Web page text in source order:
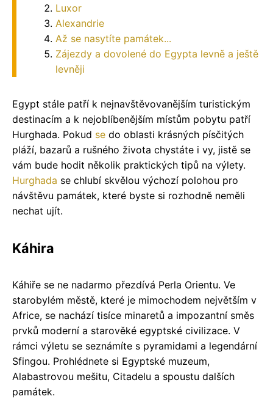
Luxor
Alexandrie
Až se nasytíte památek...
Zájezdy a dovolené do Egypta levně a ještě
levněji
Egypt stále patří k nejnavštěvovanějším turistickým
destinacím a k nejoblíbenějším místům pobytu patří
Hurghada. Pokud se do oblasti krásných písčitých
pláží, bazarů a rušného života chystáte i vy, jistě se
vám bude hodit několik praktických tipů na výlety.
Hurghada se chlubí skvělou výchozí polohou pro
návštěvu památek, které byste si rozhodně neměli
nechat ujít.
Káhira
Káhiře se ne nadarmo přezdívá Perla Orientu. Ve
starobylém městě, které je mimochodem největším v
Africe, se nachází tisíce minaretů a impozantní směs
prvků moderní a starověké egyptské civilizace. V
rámci výletu se seznámíte s pyramidami a legendární
Sfingou. Prohlédnete si Egyptské muzeum,
Alabastrovou mešitu, Citadelu a spoustu dalších
památek.